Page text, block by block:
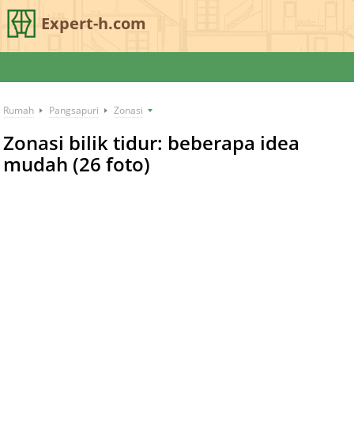
Expert-h.com
Rumah Pangsapuri Zonasi
Zonasi bilik tidur: beberapa idea
mudah (26 foto)